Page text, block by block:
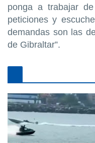
ponga a trabajar
peticiones y
demandas son las
de Gibraltar”.